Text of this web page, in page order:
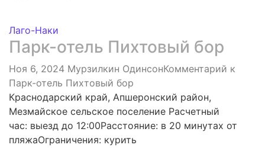
Лаго-Наки
Парк-отель Пихтовый бор
Ноя 6, 2024 Мурзилкин ОдинсонКомментарий к
Парк-отель Пихтовый бор
Краснодарский край, Апшеронский район,
Мезмайское сельское поселение Расчетный
час: выезд до 12:00Расстояние: в 20 минутах от
пляжаОграничения: курить